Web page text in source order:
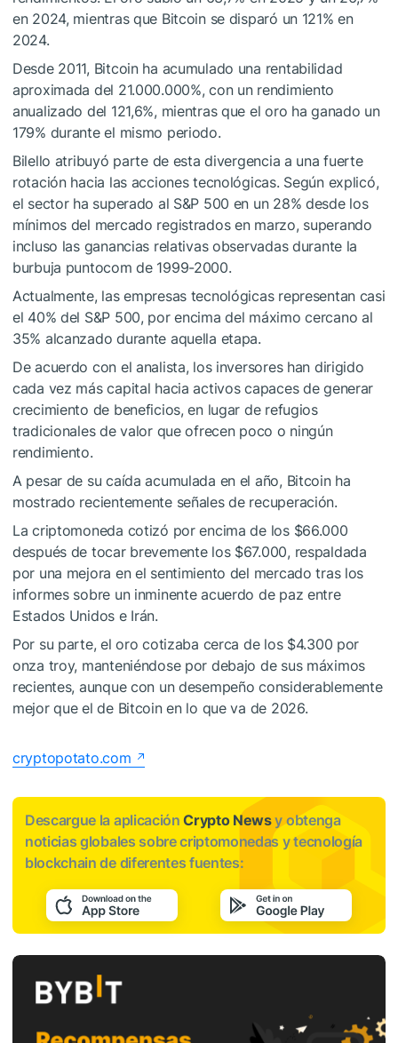
en 2024, mientras que Bitcoin se disparó un 121% en
2024.
Desde 2011, Bitcoin ha acumulado una rentabilidad
aproximada del 21.000.000%, con un rendimiento
anualizado del 121,6%, mientras que el oro ha ganado un
179% durante el mismo periodo.
Bilello atribuyó parte de esta divergencia a una fuerte
rotación hacia las acciones tecnológicas. Según explicó,
el sector ha superado al S&P 500 en un 28% desde los
mínimos del mercado registrados en marzo, superando
incluso las ganancias relativas observadas durante la
burbuja puntocom de 1999-2000.
Actualmente, las empresas tecnológicas representan casi
el 40% del S&P 500, por encima del máximo cercano al
35% alcanzado durante aquella etapa.
De acuerdo con el analista, los inversores han dirigido
cada vez más capital hacia activos capaces de generar
crecimiento de beneficios, en lugar de refugios
tradicionales de valor que ofrecen poco o ningún
rendimiento.
A pesar de su caída acumulada en el año, Bitcoin ha
mostrado recientemente señales de recuperación.
La criptomoneda cotizó por encima de los $66.000
después de tocar brevemente los $67.000, respaldada
por una mejora en el sentimiento del mercado tras los
informes sobre un inminente acuerdo de paz entre
Estados Unidos e Irán.
Por su parte, el oro cotizaba cerca de los $4.300 por
onza troy, manteniéndose por debajo de sus máximos
recientes, aunque con un desempeño considerablemente
mejor que el de Bitcoin en lo que va de 2026.
cryptopotato.com
Descargue la aplicaciónCrypto Newsy obtenga
noticias globales sobre criptomonedas y tecnología
blockchain de diferentes fuentes: